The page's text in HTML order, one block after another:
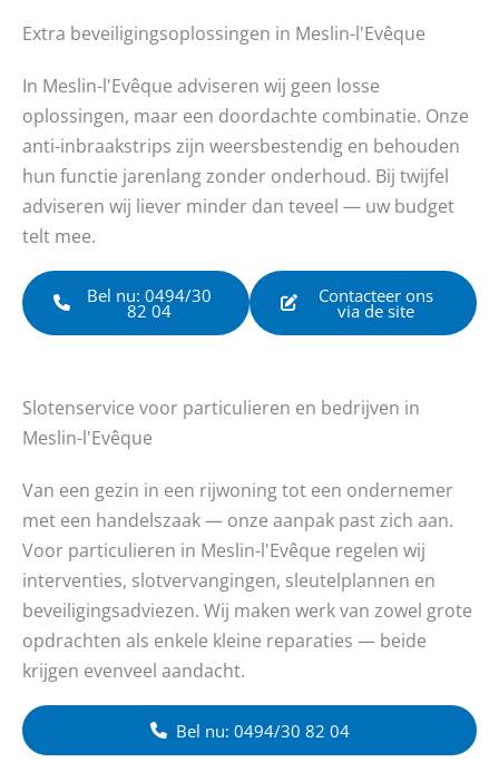
Extra beveiligingsoplossingen in Meslin-l'Evêque
In Meslin-l'Evêque adviseren wij geen losse
oplossingen, maar een doordachte combinatie. Onze
anti-inbraakstrips zijn weersbestendig en behouden
hun functie jarenlang zonder onderhoud. Bij twijfel
adviseren wij liever minder dan teveel — uw budget
telt mee.
Bel nu: 0494/30
82 04
Contacteer ons
via de site
Slotenservice voor particulieren en bedrijven in
Meslin-l'Evêque
Van een gezin in een rijwoning tot een ondernemer
met een handelszaak — onze aanpak past zich aan.
Voor particulieren in Meslin-l'Evêque regelen wij
interventies, slotvervangingen, sleutelplannen en
beveiligingsadviezen. Wij maken werk van zowel grote
opdrachten als enkele kleine reparaties — beide
krijgen evenveel aandacht.
Bel nu: 0494/30 82 04